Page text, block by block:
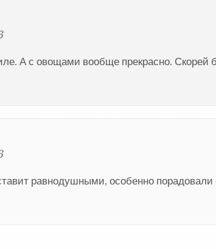
А с овощами вообще прекрасно. Скорей
равнодушными, особенно